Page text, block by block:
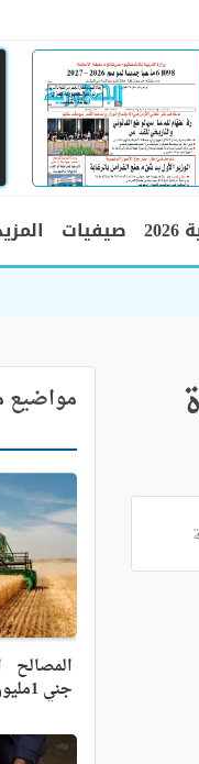
صيفيات
مواضيع
المصالح
جني 1مليون قنطار من الحبوب